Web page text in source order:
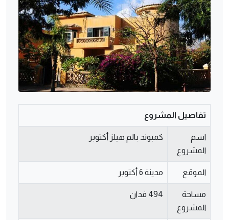
تفاصيل المشروع
اسم
المشروع
كمبوند بالم هيلز أكتوبر
الموقع مدينة 6 أكتوبر
مساحة
المشروع
494 فدان